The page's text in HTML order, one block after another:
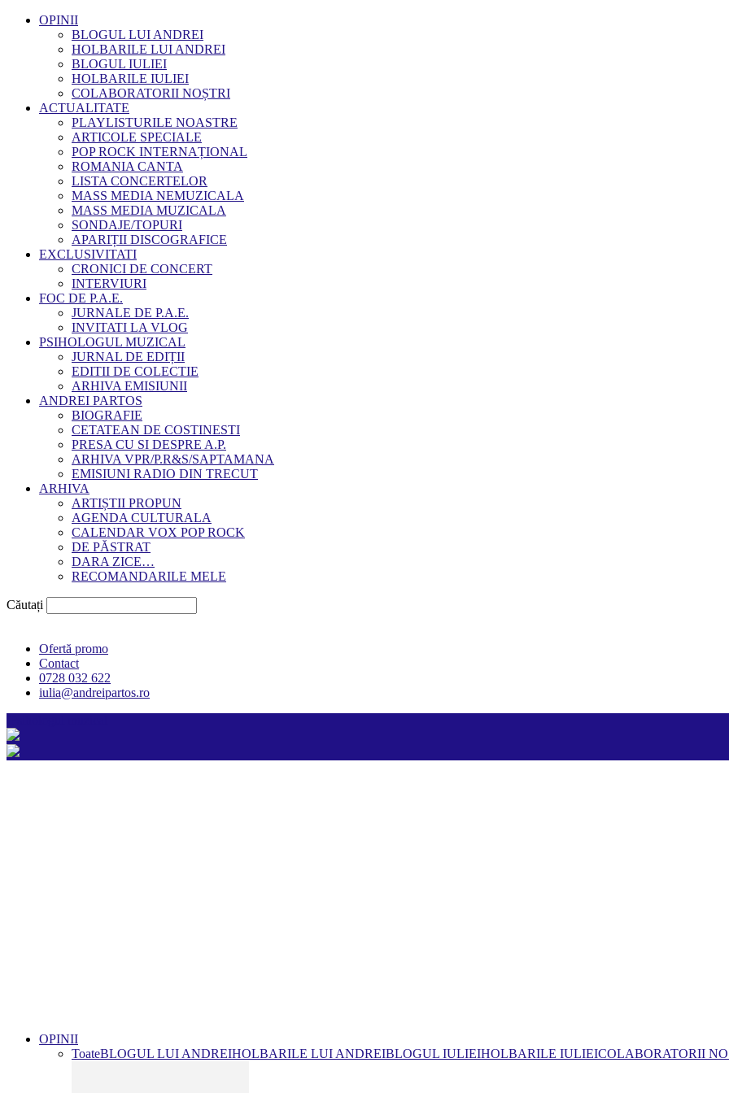
OPINII
BLOGUL LUI ANDREI
HOLBARILE LUI ANDREI
BLOGUL IULIEI
HOLBARILE IULIEI
COLABORATORII NOȘTRI
ACTUALITATE
PLAYLISTURILE NOASTRE
ARTICOLE SPECIALE
POP ROCK INTERNAȚIONAL
ROMANIA CANTA
LISTA CONCERTELOR
MASS MEDIA NEMUZICALA
MASS MEDIA MUZICALA
SONDAJE/TOPURI
APARIȚII DISCOGRAFICE
EXCLUSIVITATI
CRONICI DE CONCERT
INTERVIURI
FOC DE P.A.E.
JURNALE DE P.A.E.
INVITATI LA VLOG
PSIHOLOGUL MUZICAL
JURNAL DE EDIȚII
EDITII DE COLECTIE
ARHIVA EMISIUNII
ANDREI PARTOS
BIOGRAFIE
CETATEAN DE COSTINESTI
PRESA CU SI DESPRE A.P.
ARHIVA VPR/P.R&S/SAPTAMANA
EMISIUNI RADIO DIN TRECUT
ARHIVA
ARTIȘTII PROPUN
AGENDA CULTURALA
CALENDAR VOX POP ROCK
DE PĂSTRAT
DARA ZICE…
RECOMANDARILE MELE
Căutați
Ofertă promo
Contact
0728 032 622
iulia@andreipartos.ro
OPINII
ToateBLOGUL LUI ANDREIHOLBARILE LUI ANDREIBLOGUL IULIEIHOLBARILE IULIEICOLABORATORII